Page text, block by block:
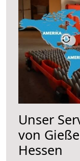
Unser
von
Hessen